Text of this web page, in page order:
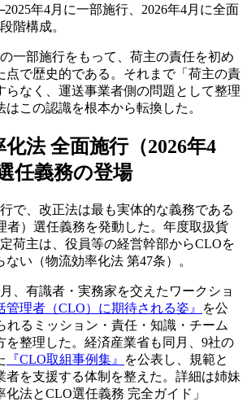
2025年4月に一部施行、2026年4月に全面
階構成。
一部施行をもって、荷主の責任を初め
点で歴史的である。それまで「荷主の責
らなく、運送事業者側の問題として整理
はこの認識を根本から転換した。
法 全面施行（2026年4
任義務の登場
で、改正法は最も実体的な義務である
者）選任義務を発動した。年度取扱貨
荷主は、役員等の経営幹部からCLOを
い（物流効率化法 第47条）。
、有識者・実務家を交えたワークショ
管理者（CLO）に期待される姿』
を公
れるミッション・責任・知識・チーム
を整理した。経済産業省も同月、9社の
『CLO取組事例集』
を公表し、規範と
者を支援する体制を整えた。詳細は姉妹
法とCLO選任義務 完全ガイド」